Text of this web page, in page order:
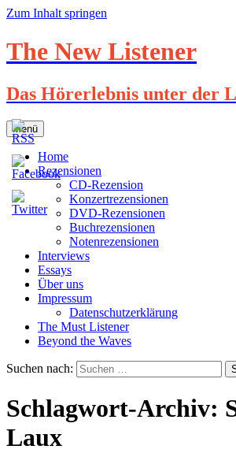
Zum Inhalt springen
The New Listener
Das Hörerlebnis unter der
Menü
Home
Rezensionen
CD-Rezension
Konzertrezensionen
DVD-Rezensionen
Buchrezensionen
Notenrezensionen
Interviews
Essays
Über uns
Impressum
Datenschutzerklärung
The Must Listener
Beyond the Waves
Suchen nach:
Schlagwort-Archiv:
Laux